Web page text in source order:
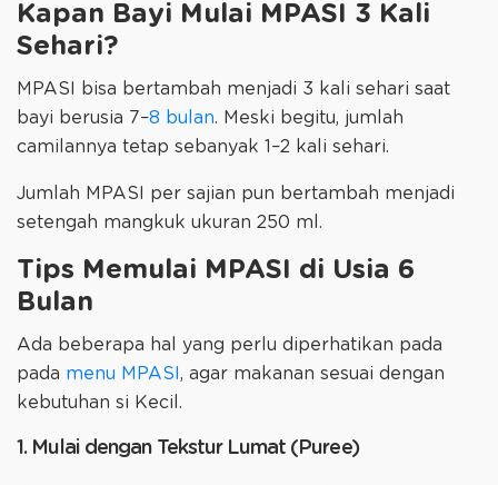
Kapan Bayi Mulai MPASI 3 Kali
Sehari?
MPASI bisa bertambah menjadi 3 kali sehari saat
bayi berusia 7–8 bulan. Meski begitu, jumlah
camilannya tetap sebanyak 1–2 kali sehari.
Jumlah MPASI per sajian pun bertambah menjadi
setengah mangkuk ukuran 250 ml.
Tips Memulai MPASI di Usia 6
Bulan
Ada beberapa hal yang perlu diperhatikan pada
pada menu MPASI, agar makanan sesuai dengan
kebutuhan si Kecil.
1. Mulai dengan Tekstur Lumat (Puree)